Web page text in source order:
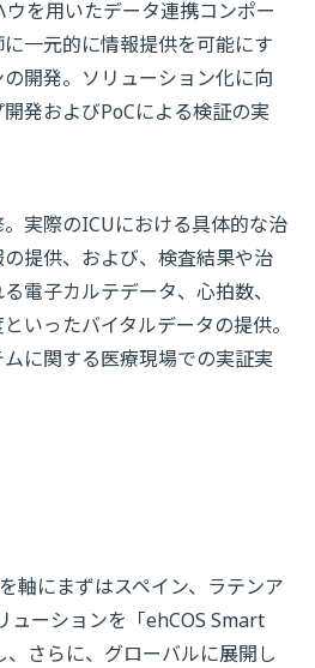
ウを用いたデータ連携コンポー
一元的に情報提供を可能にす
開発。ソリューション化に向
発およびPoCによる検証の実
実際のICUにおける具体的な治
提供、および、検査結果や治
電子カルテデータ、心拍数、
いったバイタルデータの提供。
に関する医療現場での実証実
軸にまずはスペイン、ラテンア
ューションを「ehCOS Smart
さらに、グローバルに展開し